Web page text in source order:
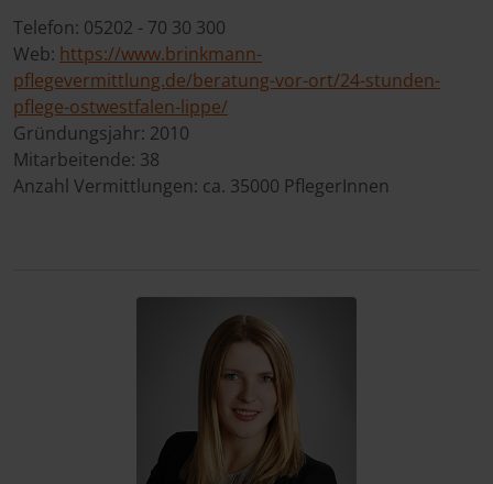
Telefon: 05202 - 70 30 300
Web: https://www.brinkmann-
pflegevermittlung.de/beratung-vor-ort/24-stunden-
pflege-ostwestfalen-lippe/
Gründungsjahr: 2010
Mitarbeitende: 38
Anzahl Vermittlungen: ca. 35000 PflegerInnen